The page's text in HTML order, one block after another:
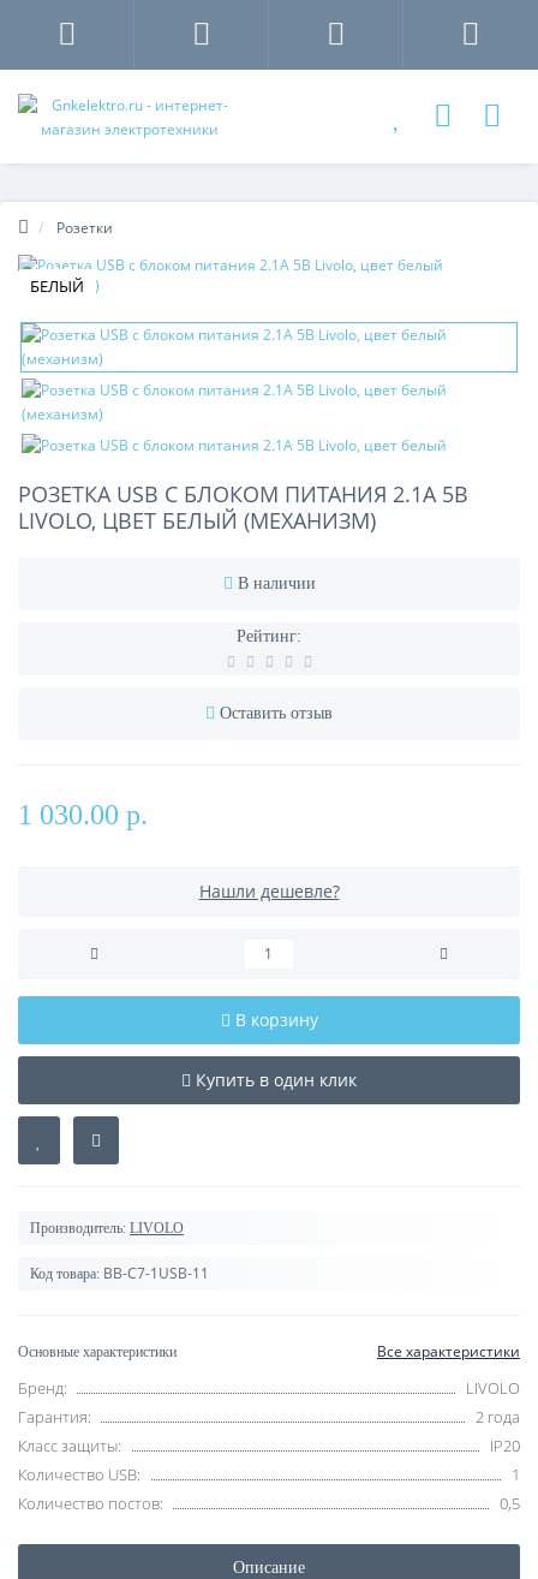
Розетки
БЕЛЫЙ
РОЗЕТКА USB С БЛОКОМ ПИТАНИЯ 2.1А 5В
LIVOLO, ЦВЕТ БЕЛЫЙ (МЕХАНИЗМ)
В наличии
Рейтинг:
Оставить отзыв
1 030.00 р.
Нашли дешевле?
В корзину
Купить в один клик
Производитель: LIVOLO
Код товара: BB-C7-1USB-11
Основные характеристики Все характеристики
Бренд:
LIVOLO
Гарантия:
2 года
Класс защиты:
IP20
Количество USB:
1
Количество постов:
0,5
Описание